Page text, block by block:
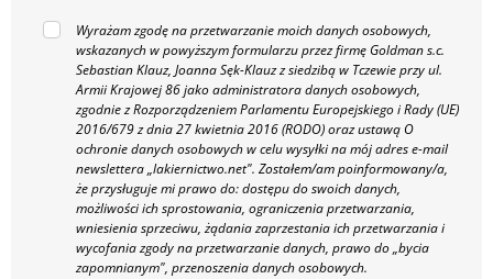
Wyrażam zgodę na przetwarzanie moich danych osobowych,
wskazanych w powyższym formularzu przez firmę Goldman s.c.
Sebastian Klauz, Joanna Sęk-Klauz z siedzibą w Tczewie przy ul.
Armii Krajowej 86 jako administratora danych osobowych,
zgodnie z Rozporządzeniem Parlamentu Europejskiego i Rady (UE)
2016/679 z dnia 27 kwietnia 2016 (RODO) oraz ustawą O
ochronie danych osobowych w celu wysyłki na mój adres e-mail
newslettera „lakiernictwo.net". Zostałem/am poinformowany/a,
że przysługuje mi prawo do: dostępu do swoich danych,
możliwości ich sprostowania, ograniczenia przetwarzania,
wniesienia sprzeciwu, żądania zaprzestania ich przetwarzania i
wycofania zgody na przetwarzanie danych, prawo do „bycia
zapomnianym", przenoszenia danych osobowych.